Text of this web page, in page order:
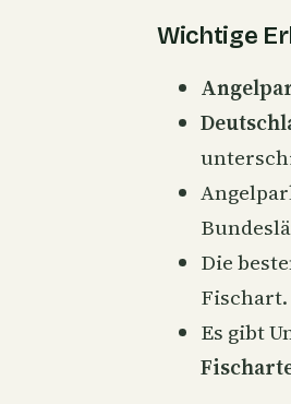
Wichtige
Die
Fischart.
Es gibt